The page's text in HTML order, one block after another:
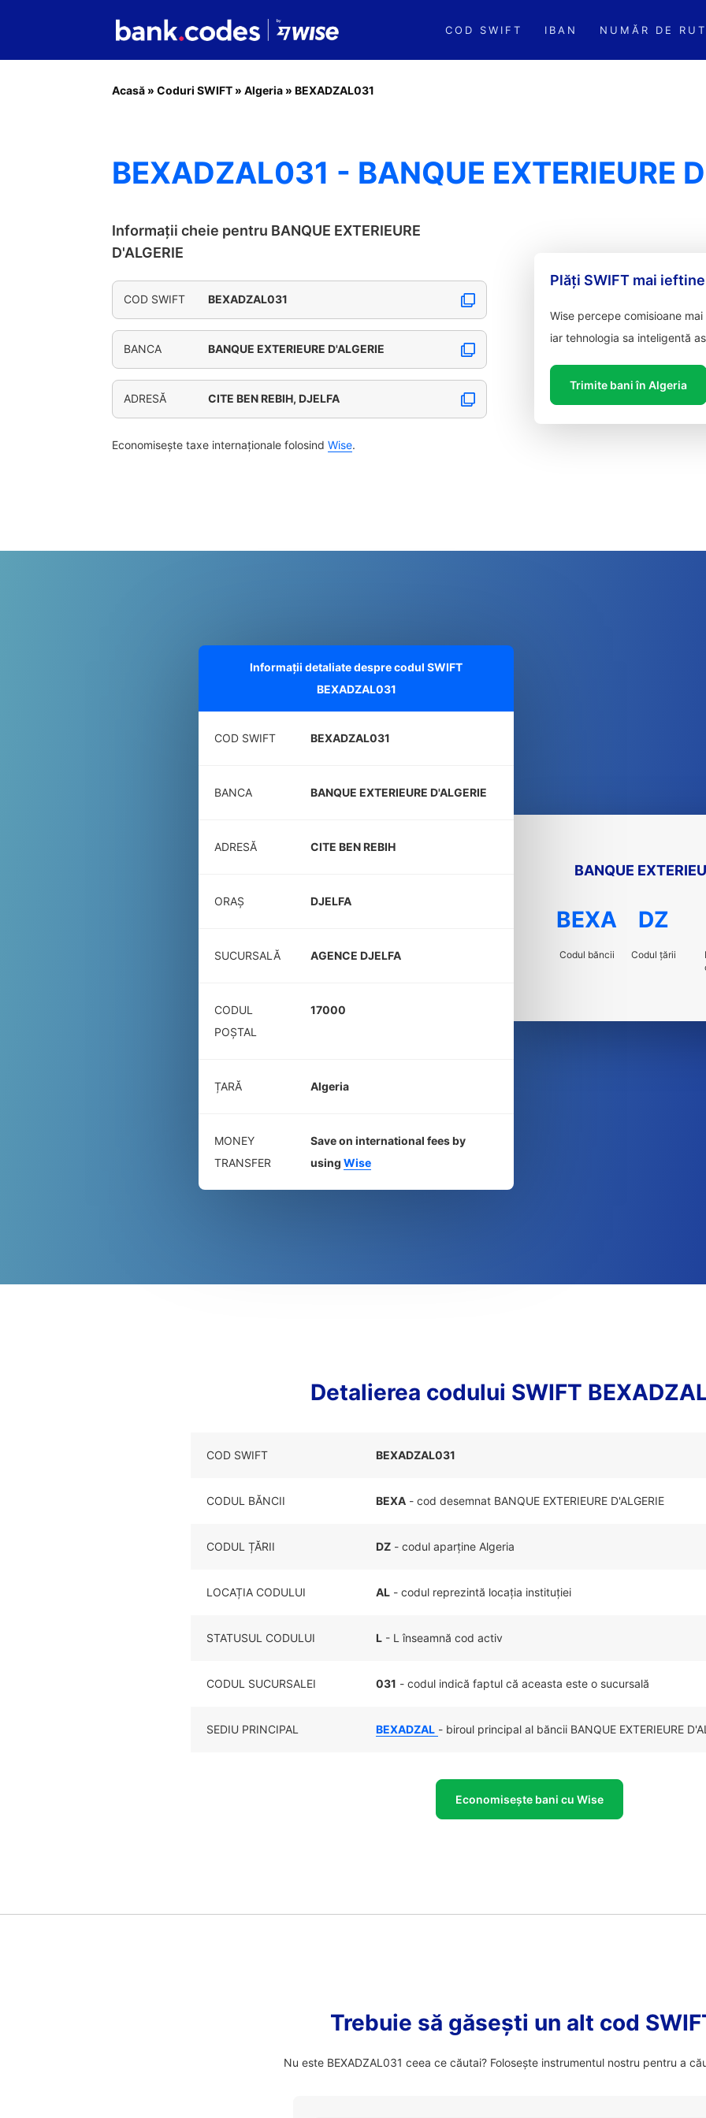
COD SWIFT IBAN NUMĂR DE
Acasă » Coduri SWIFT » Algeria » BEXADZAL031
BEXADZAL031 - BANQUE EXTERIEURE
Informații cheie pentru BANQUE EXTERIEURE
D'ALGERIE
COD SWIFT BEXADZAL031
BANCA BANQUE EXTERIEURE D'ALGERIE
ADRESĂ CITE BEN REBIH, DJELFA
Economisește taxe internaționale folosind Wise.
Plăți SWIFT mai
Wise percepe comisioane
iar tehnologia sa inteligentă
Trimite bani în Algeria
Informații detaliate despre codul SWIFT
BEXADZAL031
COD SWIFT BEXADZAL031
BANCA BANQUE EXTERIEURE D'ALGERIE
ADRESĂ CITE BEN REBIH
ORAȘ DJELFA
SUCURSALĂ AGENCE DJELFA
CODUL
POŞTAL
17000
ȚARĂ Algeria
MONEY
TRANSFER
Save on international fees by
using Wise
BANQUE
BEXA
Codul băncii
DZ
Codul țării
Detalierea codului SWIFT
COD SWIFT BEXADZAL031
CODUL BĂNCII BEXA - cod desemnat BANQUE EXTERIEURE D'ALGERIE
CODUL ȚĂRII DZ - codul aparține Algeria
LOCAȚIA CODULUI AL - codul reprezintă locația instituției
STATUSUL CODULUI L - L înseamnă cod activ
CODUL SUCURSALEI 031 - codul indică faptul că aceasta este o sucursală
SEDIU PRINCIPAL BEXADZAL - biroul principal al băncii BANQUE EXTERIEURE
Economisește bani cu Wise
Trebuie să găsești un alt cod
Nu este BEXADZAL031 ceea ce căutai? Folosește instrumentul nostru pentru a